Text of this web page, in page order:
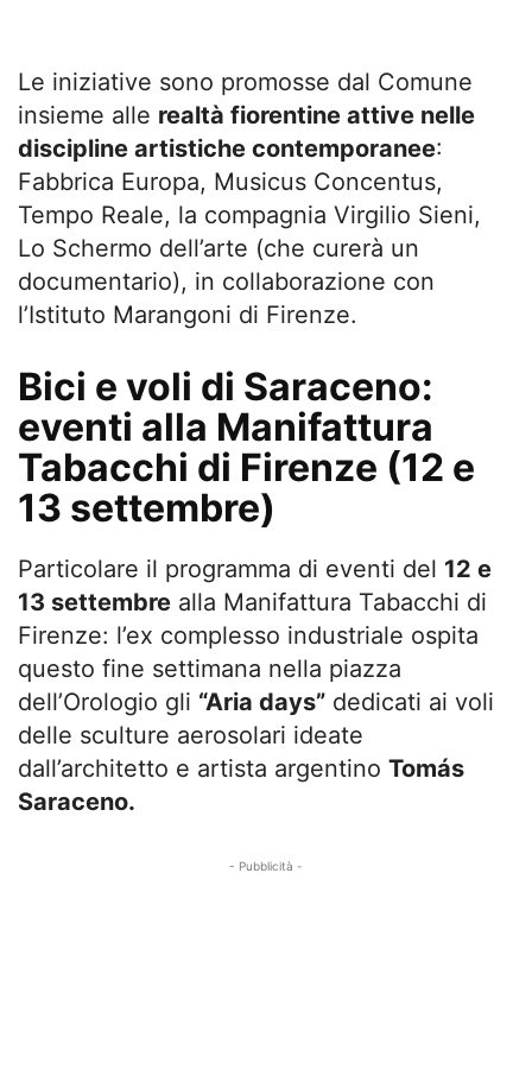
Le iniziative sono promosse dal Comune
insieme alle realtà fiorentine attive nelle
discipline artistiche contemporanee:
Fabbrica Europa, Musicus Concentus,
Tempo Reale, la compagnia Virgilio Sieni,
Lo Schermo dell’arte (che curerà un
documentario), in collaborazione con
l’Istituto Marangoni di Firenze.
Bici e voli di Saraceno:
eventi alla Manifattura
Tabacchi di Firenze (12 e
13 settembre)
Particolare il programma di eventi del 12 e
13 settembre alla Manifattura Tabacchi di
Firenze: l’ex complesso industriale ospita
questo fine settimana nella piazza
dell’Orologio gli “Aria days” dedicati ai voli
delle sculture aerosolari ideate
dall’architetto e artista argentino Tomás
Saraceno.
- Pubblicità -